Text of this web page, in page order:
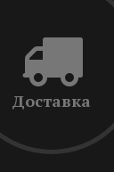
Доставка